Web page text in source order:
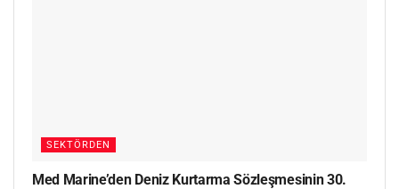
SEKTÖRDEN
Med Marine’den Deniz Kurtarma Sözleşmesinin 30.